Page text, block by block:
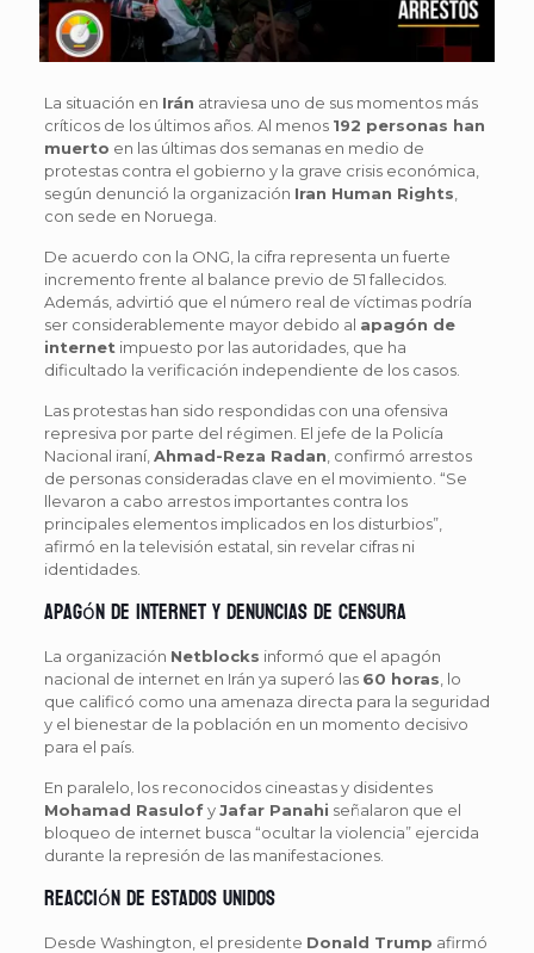
La situación en Irán atraviesa uno de sus momentos más
críticos de los últimos años. Al menos 192 personas han
muerto en las últimas dos semanas en medio de
protestas contra el gobierno y la grave crisis económica,
según denunció la organización Iran Human Rights
con sede en Noruega.
De acuerdo con la ONG, la cifra representa un fuerte
incremento frente al balance previo de 51 fallecidos.
Además, advirtió que el número real de víctimas podría
ser considerablemente mayor debido al apagón de
internet impuesto por las autoridades, que ha
dificultado la verificación independiente de los casos.
Las protestas han sido respondidas con una ofensiva
represiva por parte del régimen. El jefe de la Policía
Nacional iraní, Ahmad-Reza Radan , confirmó arrestos
de personas consideradas clave en el movimiento. “Se
llevaron a cabo arrestos importantes contra los
principales elementos implicados en los disturbios”,
afirmó en la televisión estatal, sin revelar cifras ni
identidades.
Apagón de internet y denuncias de censura
La organización Netblocks informó que el apagón
nacional de internet en Irán ya superó las 60 horas , lo
que calificó como una amenaza directa para la seguridad
y el bienestar de la población en un momento decisivo
para el país.
En paralelo, los reconocidos cineastas y disidentes
Mohamad RasulofyJafar Panahi señalaron que el
bloqueo de internet busca “ocultar la violencia” ejercida
durante la represión de las manifestaciones.
Reacción de Estados Unidos
Desde Washington, el presidente Donald Trump afirmó